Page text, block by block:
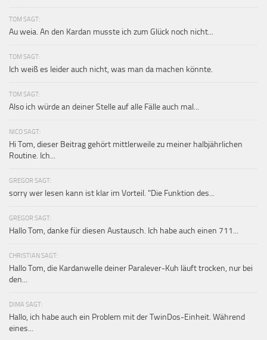
TOM SAGT:
Au weia. An den Kardan musste ich zum Glück noch nicht...
TOM SAGT:
Ich weiß es leider auch nicht, was man da machen könnte.
TOM SAGT:
Also ich würde an deiner Stelle auf alle Fälle auch mal...
NICO SAGT:
Hi Tom, dieser Beitrag gehört mittlerweile zu meiner halbjährlichen
Routine. Ich...
GREGOR SAGT:
sorry wer lesen kann ist klar im Vorteil. "Die Funktion des...
GREGOR SAGT:
Hallo Tom, danke für diesen Austausch. Ich habe auch einen 711...
CHRISTIAN SAGT:
Hallo Tom, die Kardanwelle deiner Paralever-Kuh läuft trocken, nur bei
den...
DIMA SAGT:
Hallo, ich habe auch ein Problem mit der TwinDos-Einheit. Während
eines...